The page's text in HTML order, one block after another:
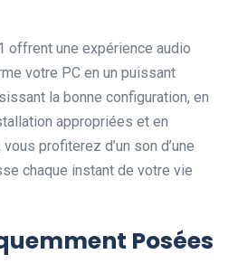
offrent une expérience audio
votre PC en un puissant
la bonne configuration, en
appropriées et en
profiterez d’un son d’une
chaque instant de votre vie
Posées